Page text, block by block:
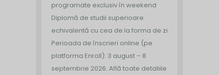
programate exclusiv în weekend
Diplomă de studii superioare
echivalentă cu cea de la forma de zi
Perioada de înscrieri online (pe
platforma Enroll): 3 august – 8
septembrie 2026. Află toate detaliile